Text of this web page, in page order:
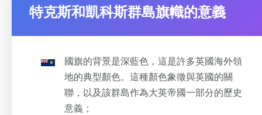
特克斯和凱科斯群島旗幟的意義
國旗的背景是深藍色，這是許多英國海外領
地的典型顏色。這種顏色象徵與英國的關
聯，以及該群島作為大英帝國一部分的歷史
意義；